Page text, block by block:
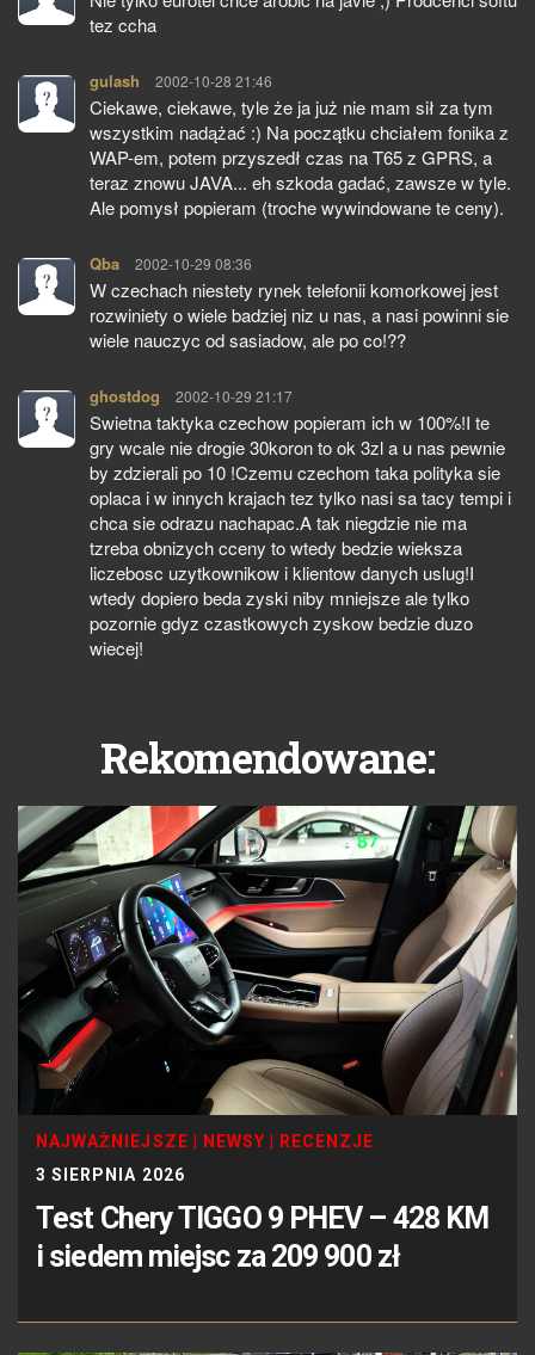
tez ccha
gulash pisze:
2002-10-28 21:46
Ciekawe, ciekawe, tyle że ja już nie mam sił za tym
wszystkim nadążać :) Na początku chciałem fonika z
WAP-em, potem przyszedł czas na T65 z GPRS, a
teraz znowu JAVA... eh szkoda gadać, zawsze w tyle.
Ale pomysł popieram (troche wywindowane te ceny).
Qba pisze:
2002-10-29 08:36
W czechach niestety rynek telefonii komorkowej jest
rozwiniety o wiele badziej niz u nas, a nasi powinni sie
wiele nauczyc od sasiadow, ale po co!??
ghostdog pisze:
2002-10-29 21:17
Swietna taktyka czechow popieram ich w 100%!I te
gry wcale nie drogie 30koron to ok 3zl a u nas pewnie
by zdzierali po 10 !Czemu czechom taka polityka sie
oplaca i w innych krajach tez tylko nasi sa tacy tempi i
chca sie odrazu nachapac.A tak niegdzie nie ma
tzreba obnizych cceny to wtedy bedzie wieksza
liczebosc uzytkownikow i klientow danych uslug!I
wtedy dopiero beda zyski niby mniejsze ale tylko
pozornie gdyz czastkowych zyskow bedzie duzo
wiecej!
Rekomendowane:
NAJWAŻNIEJSZE NEWSY
RECENZJE
3 SIERPNIA 2026
Test Chery TIGGO 9 PHEV – 428 KM
i siedem miejsc za 209 900 zł